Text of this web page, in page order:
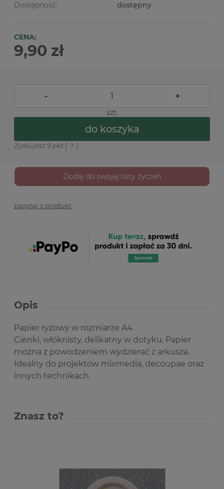
Dostępność:
dostępny
CENA:
9,90 zł
- +
szt.
do koszyka
Zyskujesz 9 pkt [ ? ]
Dodaj do swojej listy życzeń
zapytaj o produkt
Opis
Papier ryżowy w rozmiarze A4.
Cienki, włóknisty, delikatny w dotyku. Papier
można z powodzeniem wydzierać z arkusza.
Idealny do projektów mixmedia, decoupae oraz
innych technikach.
Znasz to?